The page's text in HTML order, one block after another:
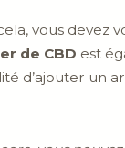
vous devez
de CBD est
d’ajouter un